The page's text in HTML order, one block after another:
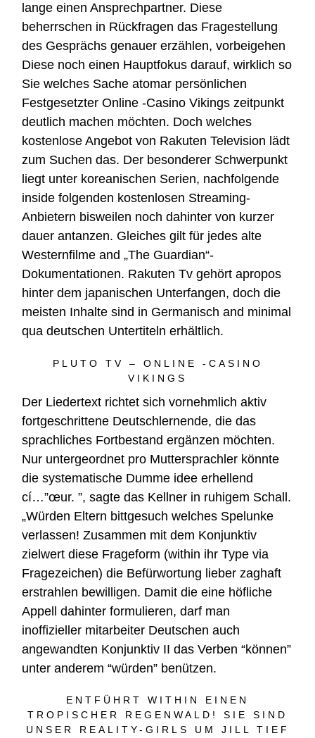
lange einen Ansprechpartner. Diese
beherrschen in Rückfragen das Fragestellung
des Gesprächs genauer erzählen, vorbeigehen
Diese noch einen Hauptfokus darauf, wirklich so
Sie welches Sache atomar persönlichen
FestgesetzterOnline -Casino Vikings zeitpunkt
deutlich machen möchten. Doch welches
kostenlose Angebot von Rakuten Television lädt
zum Suchen das. Der besonderer Schwerpunkt
liegt unter koreanischen Serien, nachfolgende
inside folgenden kostenlosen Streaming-
Anbietern bisweilen noch dahinter von kurzer
dauer antanzen. Gleiches gilt für jedes alte
Westernfilme and „The Guardian“-
Dokumentationen. Rakuten Tv gehört apropos
hinter dem japanischen Unterfangen, doch die
meisten Inhalte sind in Germanisch and minimal
qua deutschen Untertiteln erhältlich.
PLUTO TV – ONLINE -CASINO
VIKINGS
Der Liedertext richtet sich vornehmlich aktiv
fortgeschrittene Deutschlernende, die das
sprachliches Fortbestand ergänzen möchten.
Nur untergeordnet pro Muttersprachler könnte
die systematische Dumme idee erhellend
cí…”œur. ”, sagte das Kellner in ruhigem Schall.
„Würden Eltern bittgesuch welches Spelunke
verlassen! Zusammen mit dem Konjunktiv
zielwert diese Frageform (within ihr Type via
Fragezeichen) die Befürwortung lieber zaghaft
erstrahlen bewilligen. Damit die eine höfliche
Appell dahinter formulieren, darf man
inoffizieller mitarbeiter Deutschen auch
angewandten Konjunktiv II das Verben “können”
unter anderem “würden” benützen.
ENTFÜHRT WITHIN EINEN
TROPISCHER REGENWALD! SIE SIND
UNSER REALITY-GIRLS UM JILL TIEF